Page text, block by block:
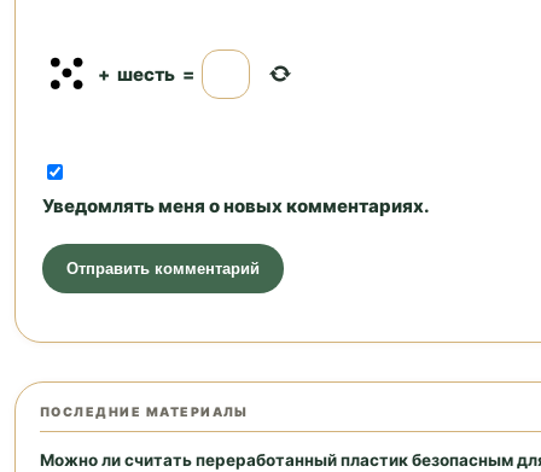
+ шесть =
Уведомлять меня о новых комментариях.
ПОСЛЕДНИЕ МАТЕРИАЛЫ
Можно ли считать переработанный пластик безопасным